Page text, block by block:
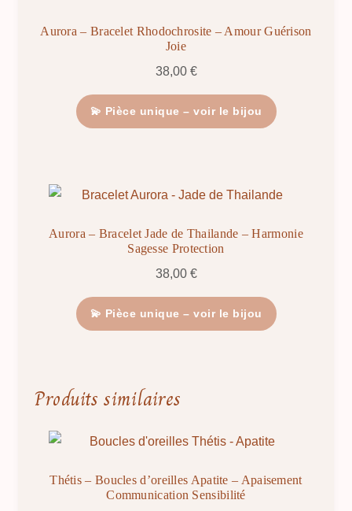
Aurora – Bracelet Rhodochrosite – Amour Guérison
Joie
38,00 €
💫 Pièce unique – voir le bijou
Aurora – Bracelet Jade de Thailande – Harmonie
Sagesse Protection
38,00 €
💫 Pièce unique – voir le bijou
Produits similaires
Thétis – Boucles d’oreilles Apatite – Apaisement
Communication Sensibilité